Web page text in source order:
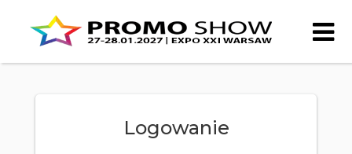
Logowanie